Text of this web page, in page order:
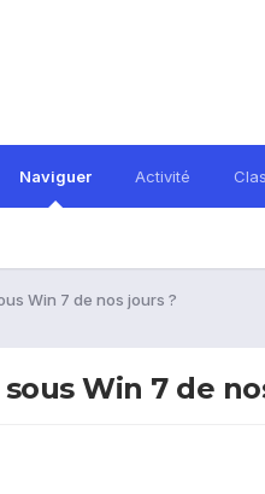
Naviguer Activité
Win 7 de nos jours ?
Win 7 de